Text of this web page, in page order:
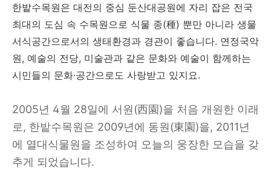
한밭수목원은 대전의 중심 둔산대공원에 자리 잡은 전국
최대의 도심 속 수목원으로 식물 종(種) 뿐만 아니라 생물
서식공간으로서의 생태환경과 경관이 좋습니다. 연정국악
원, 예술의 전당, 미술관과 같은 문화와 예술이 함께하는
시민들의 문화·공간으로도 사랑받고 있지요.
2005년 4월 28일에 서원(西園)을 처음 개원한 이래
로, 한밭수목원은 2009년에 동원(東園)을, 2011년
에 열대식물원을 조성하여 오늘의 웅장한 모습을 갖
추게 되었습니다.